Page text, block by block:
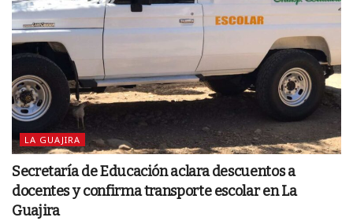
LA GUAJIRA
Secretaría de Educación aclara descuentos a
docentes y confirma transporte escolar en La
Guajira